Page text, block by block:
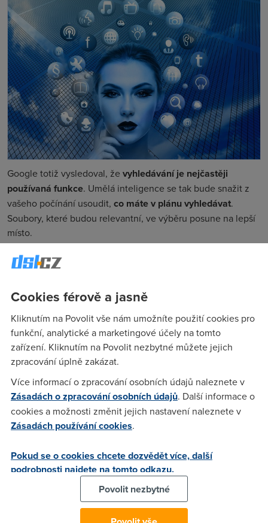
Google totiž vysledoval, že vyhledávání je nejčastěji
používaná funkce. Umělá inteligence se tak bude snažit z
vašeho počínání usoudit, co máte v plánu vyhledávat.
Soubory, které budou relevantní, ve výběru posune na lepší
místo.
Změnou budou muset projít celé stránky. Tak například
nahoře buderychlý přístup k posledním sdíleným
bude AI plnit svůj úkol: bude vám tam sdílet i soubory, jež by
se vám podle jejích výpočtů mohly hodit.
Jestli změny rozhraní Sdíleno se mnouzatím nevidíte,
nezoufejte. Google rozšiřuje novinku postupně. Nejdřív se
samozřejmě dostane namajitelé G Suite účtů
očekávat, A Google to zároveň předeslal, že umělou
inteligenci využije na více frontách. Nezbývá než se těšit.
Máte doma tak rychlý
internet, za jaký platíte?
Ověřte si to podle našeho formuláře. Stačí zadat konkrétní
Cookies férově a jasně
Kliknutím na Povolit vše nám umožníte použití cookies pro
funkční, analytické a marketingové účely na tomto
zařízení. Kliknutím na Povolit nezbytné můžete jejich
zpracování úplně zakázat.
Více informací o zpracování osobních údajů naleznete v
Zásadách o zpracování osobních údajů. Další informace o
cookies a možnosti změnit jejich nastavení naleznete v
Zásadách používání cookies.
Pokud se o cookies chcete dozvědět více, další
podrobnosti najdete na tomto odkazu.
Povolit nezbytné